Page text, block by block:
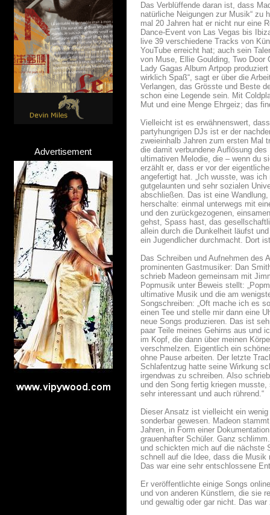
Advertisement
Das Verblüffende daran ist, dass
natürliche Neigungen zur Musik“ zu
mal 20 Jahren hat er nicht nur eine
Dance-Event von Las Vegas bis
live 39 verschiedene Tracks von
YouTube erreicht hat; auch sein
von Muse, Ellie Goulding, Two Door
Lady Gagas Album Artpop
wirklich Spaß“, sagt er über die
Verlangen, das Grösste und Beste
schon eine Legende sein. Mit
Mut und eine Menge Ehrgeiz; das
Vielleicht ist es erwähnenswert,
partyhungrigen DJs ist er der
zweieinhalb Jahren zum ersten Mal
die damit verbundene Auflösung
ultimativen Melodie, die – wenn du
erzählt er, dass er vor der
angefertigt hat. „Ich wusste, was
gutgelaunten und sehr sozialen
abschließen. Das ist eine
herschalte: einmal unterwegs mit
und den zurückgezogenen,
gehst, Spass hast, das
allein durch die Dunkelheit läufst
ein Jugendlicher durchmacht. Dort
Das Schreiben und Aufnehmen des
prominenten Gastmusiker: Dan
schrieb Madeon gemeinsam mit
Popmusik unter Beweis stellt:
ultimative Musik und die am
Songschreiben: „Oft mache ich es
einen Tee und stelle mir dann eine
neue Songs produzieren. Das ist
paar Teile meines Gehirns aus und
im Kopf, die dann über meinen
verschmelzen. Eigentlich ein
ohne Pause arbeiten. Der letzte
Schlafentzug hatte seine Wirkung
irgendwas zu schreiben. Also
und den Song fertig kriegen
sehr interessant und auch rührend.“
Dieser Ansatz ist vielleicht ein
sonderbar gewesen. Madeon
Jahren, in Form einer
grauenhafter Schüler. Ganz
und schickten mich auf die nächste
schnell auf die Idee, dass die
Das war eine sehr entschlossene
Er veröffentlichte einige Songs
und von anderen Künstlern, die sie
und gewaltig oder gar nicht. Das